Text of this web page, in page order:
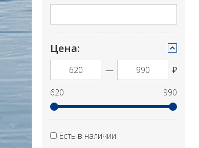
Цена:
—
₽
620
990
Есть в наличии